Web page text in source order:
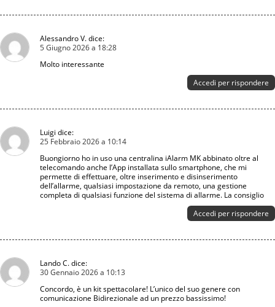
Alessandro V. dice:
5 Giugno 2026 a 18:28
Molto interessante
Accedi per rispondere
Luigi dice:
25 Febbraio 2026 a 10:14
Buongiorno ho in uso una centralina iAlarm MK abbinato oltre al
telecomando anche l’App installata sullo smartphone, che mi
permette di effettuare, oltre inserimento e disinserimento
dell’allarme, qualsiasi impostazione da remoto, una gestione
completa di qualsiasi funzione del sistema di allarme. La consiglio
Accedi per rispondere
Lando C. dice:
30 Gennaio 2026 a 10:13
Concordo, è un kit spettacolare! L’unico del suo genere con
comunicazione Bidirezionale ad un prezzo bassissimo!